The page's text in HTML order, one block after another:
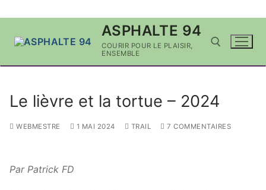
ASPHALTE 94
COURIR POUR LE PLAISIR,
ENSEMBLE
Le lièvre et la tortue – 2024
WEBMESTRE 1 MAI 2024 TRAIL 7 COMMENTAIRES
Par Patrick FD